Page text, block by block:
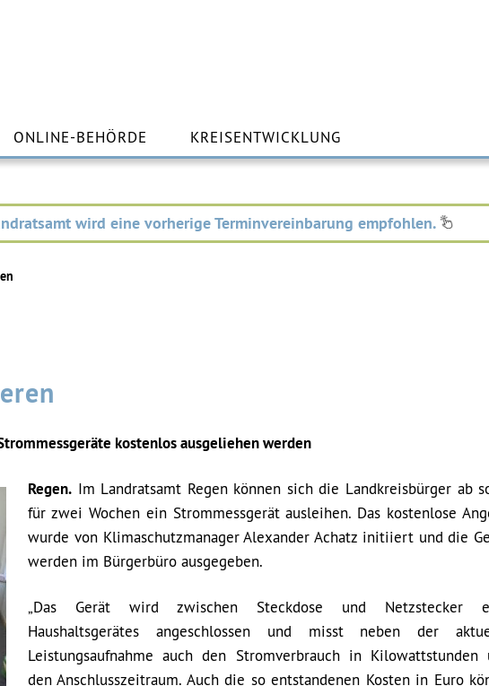
Inhalt
springen
ONLINE-BEHÖRDE KREISENTWICKLUNG
wird eine vorherige Terminvereinbarung empfohlen.
kostenlos ausgeliehen werden
Regen. Im Landratsamt Regen können sich die Landkreisbürger ab
für zwei Wochen ein Strommessgerät ausleihen. Das kostenlose
wurde von Klimaschutzmanager Alexander Achatz initiiert und die
werden im Bürgerbüro ausgegeben.
„Das Gerät wird zwischen Steckdose und Netzstecker
Haushaltsgerätes angeschlossen und misst neben der
Leistungsaufnahme auch den Stromverbrauch in Kilowattstunden
den Anschlusszeitraum. Auch die so entstandenen Kosten in Euro